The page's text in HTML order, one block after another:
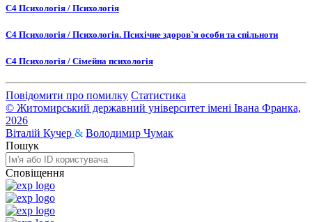
C4 Психологія / Психологія
C4 Психологія / Психологія. Психічне здоров`я особи та спільноти
C4 Психологія / Сімейна психологія
Повідомити про помилку Статистика
© Житомирський державний університет імені Івана Франка,
2026
Віталій Кучер & Володимир Чумак
Пошук
Сповіщення